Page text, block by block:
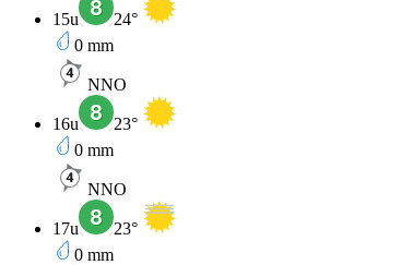
15u 24°
0 mm
NNO
16u 23°
0 mm
NNO
17u 23°
0 mm